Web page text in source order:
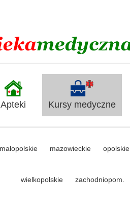
Apteki Kursy medyczne
małopolskie mazowieckie opolskie
wielkopolskie zachodniopom.